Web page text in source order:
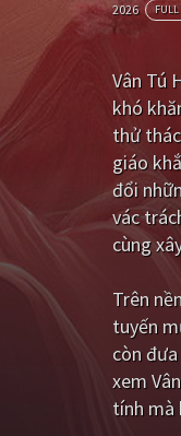
2026 FULL
Vân Tú
khó
thử
giáo
đổi
vác
cùng
Trên
tuyến
còn
xem
tính mà